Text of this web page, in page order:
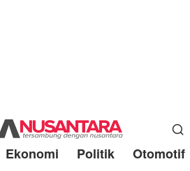
Ekonomi Politik Otomotif